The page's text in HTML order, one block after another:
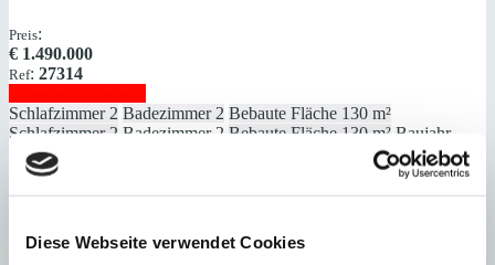
Diese Webseite verwendet Cookies
Preis:
€ 1.490.000
Ref: 27314
Schlafzimmer 2 Badezimmer 2 Bebaute Fläche 130 m²
Schlafzimmer 2 Badezimmer 2 Bebaute Fläche 130 m² Baujahr
2001